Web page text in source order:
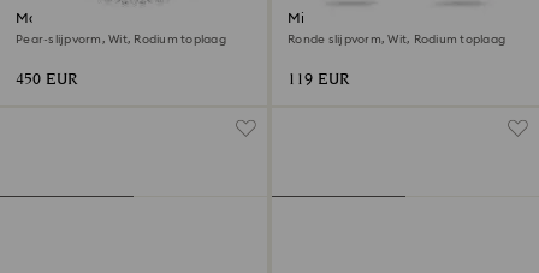
Matrix Tennisketting
Pear-slijpvorm, Wit, Rodium toplaag
450 EUR
Millenia Oorhangers
Ronde slijpvorm, Wit, Rodium toplaag
119 EUR